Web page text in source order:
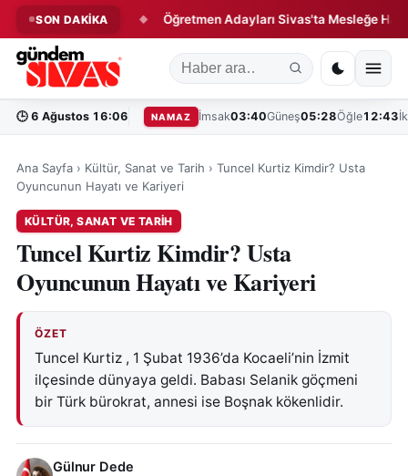
SON DAKİKA
Sözleşme! ◆ Öğretmen Adayları Sivas'ta Mesleğe
🕒 6 Ağustos 16:06 NAMAZ İmsak03:40Güneş05:28Öğle12:43
Ana Sayfa › Kültür, Sanat ve Tarih › Tuncel Kurtiz Kimdir? Usta
Oyuncunun Hayatı ve Kariyeri
KÜLTÜR, SANAT VE TARIH
Tuncel Kurtiz Kimdir? Usta
Oyuncunun Hayatı ve Kariyeri
ÖZET
Tuncel Kurtiz , 1 Şubat 1936’da Kocaeli’nin İzmit
ilçesinde dünyaya geldi. Babası Selanik göçmeni
bir Türk bürokrat, annesi ise Boşnak kökenlidir.
Gülnur Dede